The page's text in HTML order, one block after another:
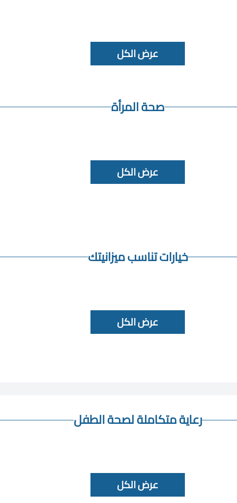
عرض الكل
صحة المرأة
عرض الكل
خيارات تناسب ميزانيتك
عرض الكل
رعاية متكاملة لصحة الطفل
عرض الكل